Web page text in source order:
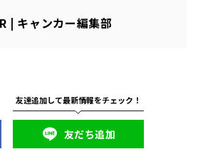
的なものはトラックですが、軽商用車やミニバンなどにも...
| キャンカー編集部
友だち追加